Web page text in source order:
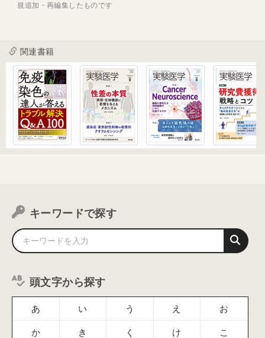
規追加・再編集したものです
関連書籍
キーワードで探す
頭文字から探す
あ い う え お
か き く け こ